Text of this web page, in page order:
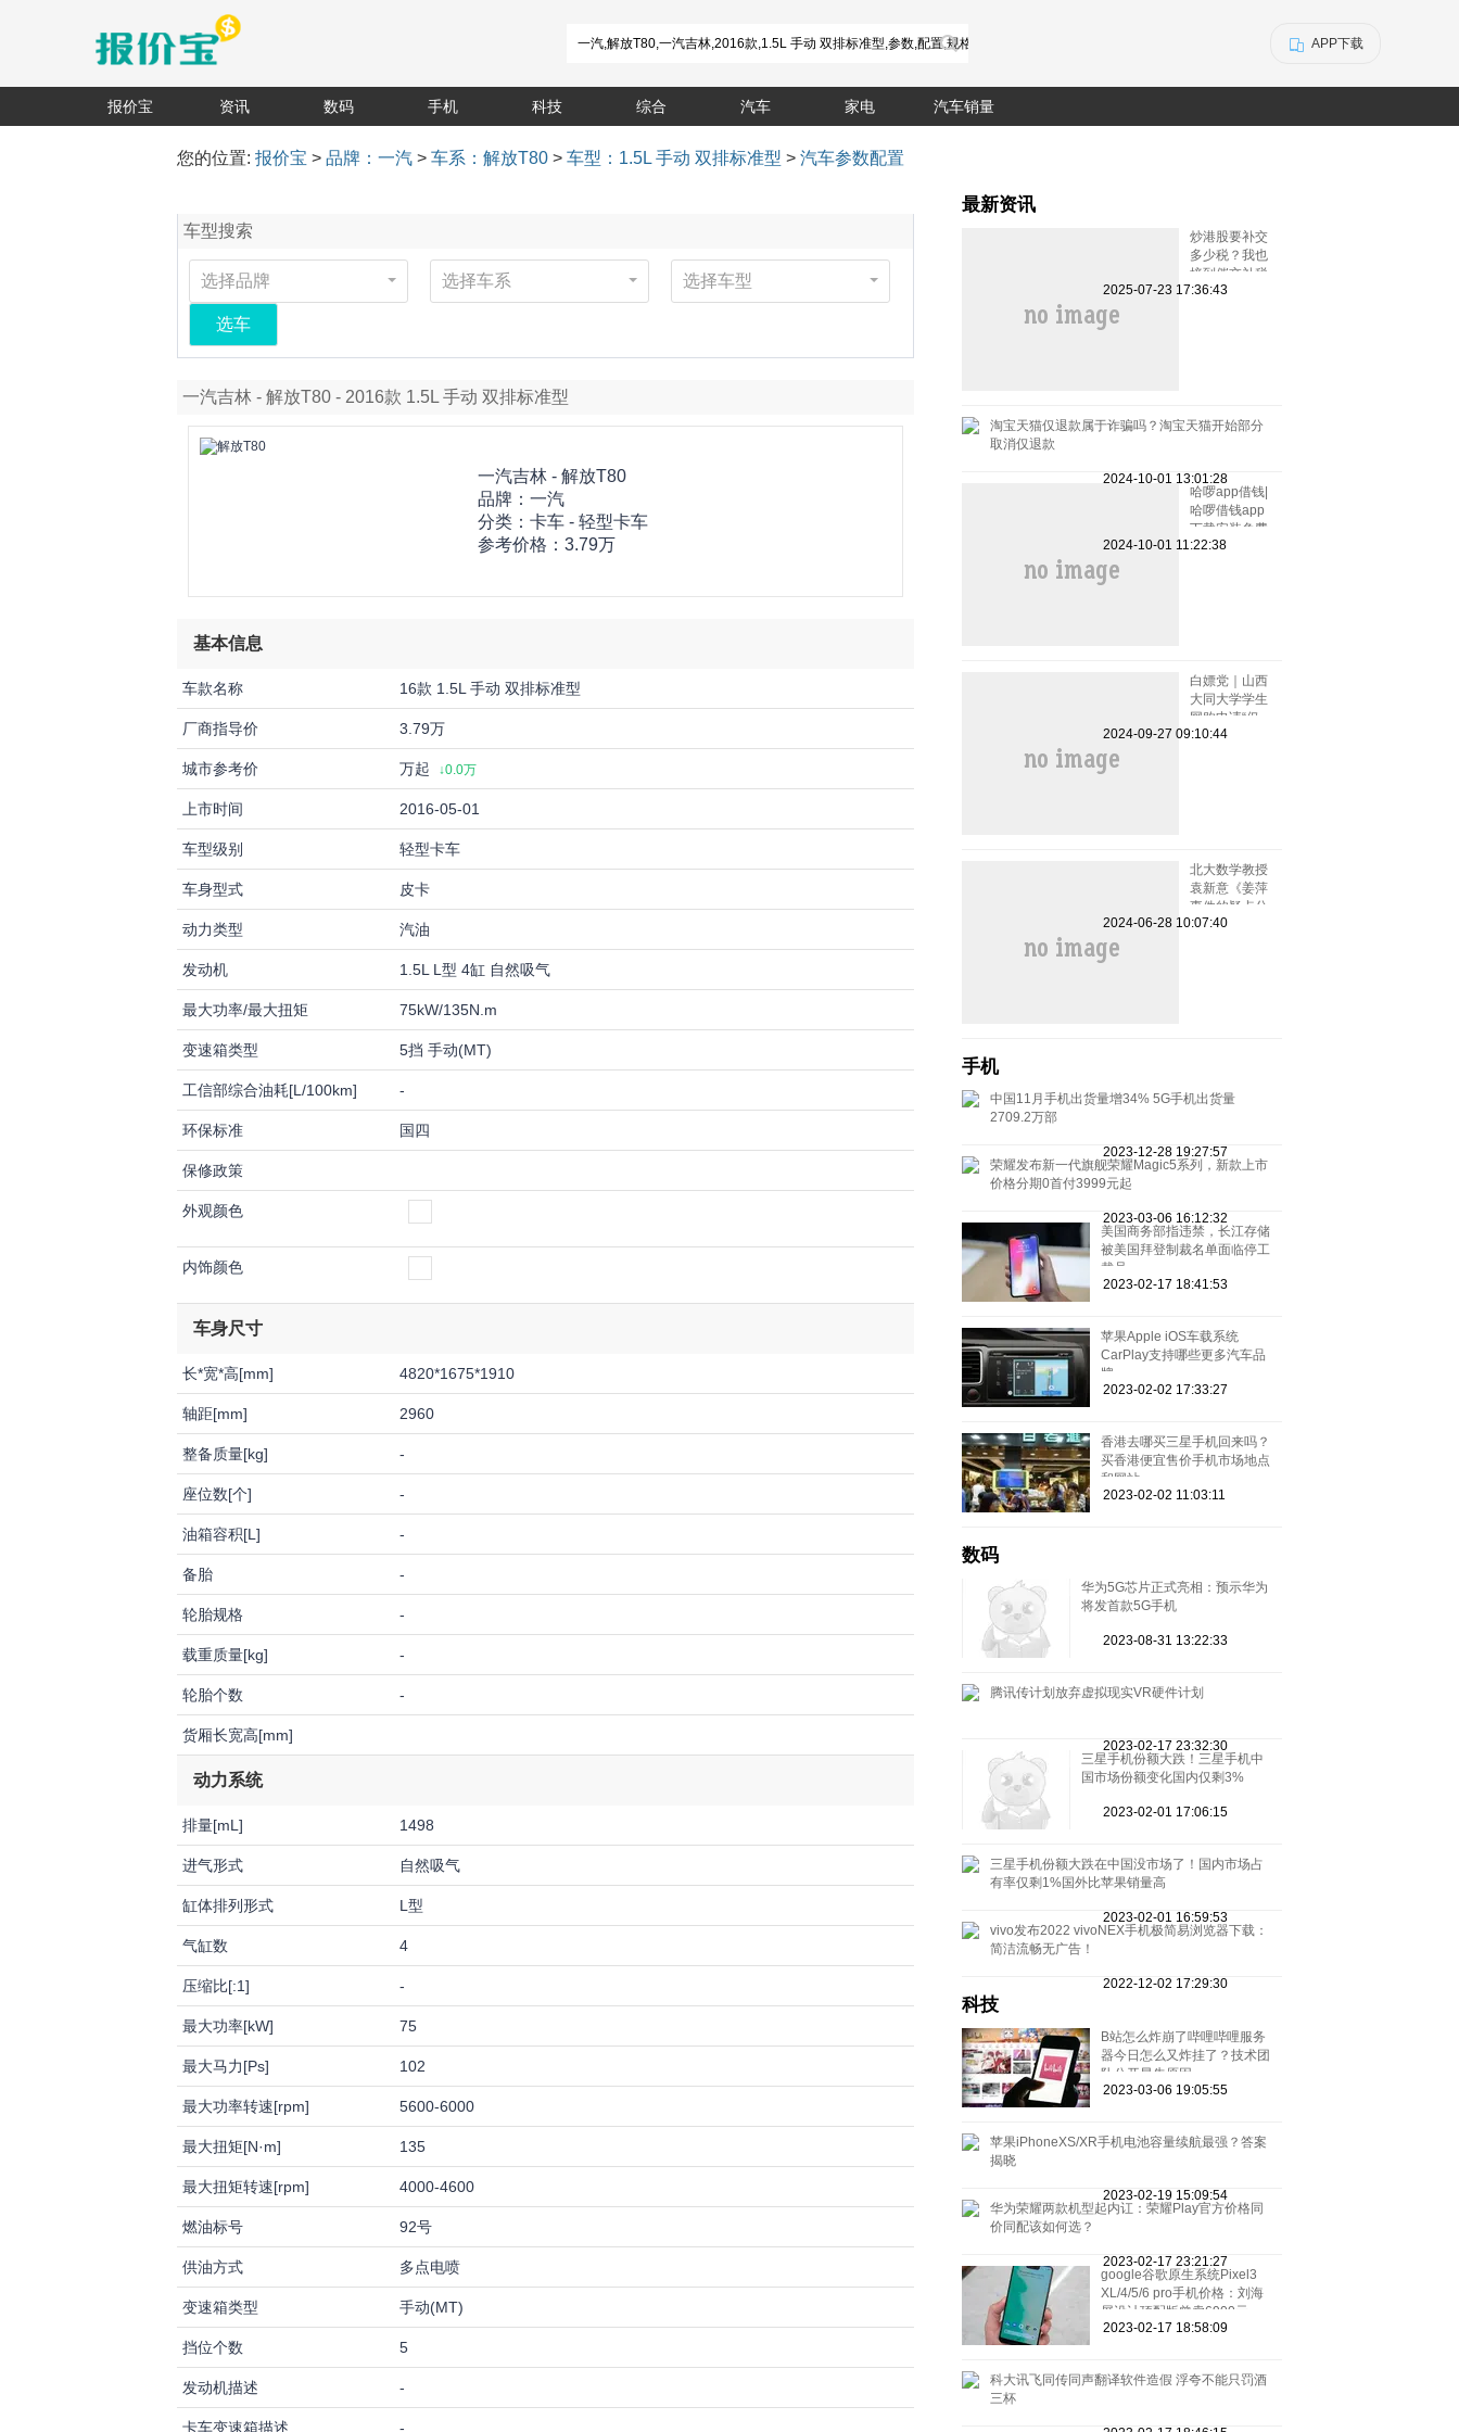
APP下载
报价宝 资讯 数码 手机 科技 综合 汽车 家电 汽车销量
您的位置:报价宝 >品牌：一汽 >车系：解放T80 >车型：1.5L 手动 双排标准型 >汽车参数配置
车型搜索
选择品牌 选择车系 选择车型
选车
一汽吉林 - 解放T80 - 2016款 1.5L 手动 双排标准型
一汽吉林 - 解放T80
品牌： 一汽
分类：卡车 - 轻型卡车
参考价格： 3.79万
基本信息
车款名称 16款 1.5L 手动 双排标准型
厂商指导价 3.79万
城市参考价 万起 ↓0.0万
上市时间 2016-05-01
车型级别 轻型卡车
车身型式 皮卡
动力类型 汽油
发动机 1.5L L型 4缸 自然吸气
最大功率/最大扭矩 75kW/135N.m
变速箱类型 5挡 手动(MT)
工信部综合油耗[L/100km] -
环保标准 国四
保修政策
外观颜色
内饰颜色
车身尺寸
长*宽*高[mm] 4820*1675*1910
轴距[mm] 2960
整备质量[kg] -
座位数[个] -
油箱容积[L] -
备胎 -
轮胎规格 -
载重质量[kg] -
轮胎个数 -
货厢长宽高[mm]
动力系统
排量[mL] 1498
进气形式 自然吸气
缸体排列形式 L型
气缸数 4
压缩比[:1] -
最大功率[kW] 75
最大马力[Ps] 102
最大功率转速[rpm] 5600-6000
最大扭矩[N·m] 135
最大扭矩转速[rpm] 4000-4600
燃油标号 92号
供油方式 多点电喷
变速箱类型 手动(MT)
挡位个数 5
发动机描述 -
卡车变速箱描述 -
最新资讯
炒港股要补交
多少税？我也
接到催交补税
特别行动的电
2025-07-23 17:36:43
淘宝天猫仅退款属于诈骗吗？淘宝天猫开始部分
取消仅退款
2024-10-01 13:01:28
哈啰app借钱|
哈啰借钱app
下载安装免费
小小上当和电
2024-10-01 11:22:38
白嫖党｜山西
大同大学学生
网购申请“仅
退款”被拒骂
2024-09-27 09:10:44
北大数学教授
袁新意《姜萍
事件的疑点分
析》点评姜萍
2024-06-28 10:07:40
手机
中国11月手机出货量增34% 5G手机出货量
2709.2万部
2023-12-28 19:27:57
荣耀发布新一代旗舰荣耀Magic5系列，新款上市
价格分期0首付3999元起
2023-03-06 16:12:32
美国商务部指违禁，长江存储
被美国拜登制裁名单面临停工
裁员
2023-02-17 18:41:53
苹果Apple iOS车载系统
CarPlay支持哪些更多汽车品
牌
2023-02-02 17:33:27
香港去哪买三星手机回来吗？
买香港便宜售价手机市场地点
和网站
2023-02-02 11:03:11
数码
华为5G芯片正式亮相：预示华为
将发首款5G手机
2023-08-31 13:22:33
腾讯传计划放弃虚拟现实VR硬件计划
2023-02-17 23:32:30
三星手机份额大跌！三星手机中
国市场份额变化国内仅剩3%
2023-02-01 17:06:15
三星手机份额大跌在中国没市场了！国内市场占
有率仅剩1%国外比苹果销量高
2023-02-01 16:59:53
vivo发布2022 vivoNEX手机极简易浏览器下载：
简洁流畅无广告！
2022-12-02 17:29:30
科技
B站怎么炸崩了哔哩哔哩服务
器今日怎么又炸挂了？技术团
队公开早先原因
2023-03-06 19:05:55
苹果iPhoneXS/XR手机电池容量续航最强？答案
揭晓
2023-02-19 15:09:54
华为荣耀两款机型起内讧：荣耀Play官方价格同
价同配该如何选？
2023-02-17 23:21:27
google谷歌原生系统Pixel3
XL/4/5/6 pro手机价格：刘海
屏设计顶配版曾卖6900元
2023-02-17 18:58:09
科大讯飞同传同声翻译软件造假 浮夸不能只罚酒
三杯